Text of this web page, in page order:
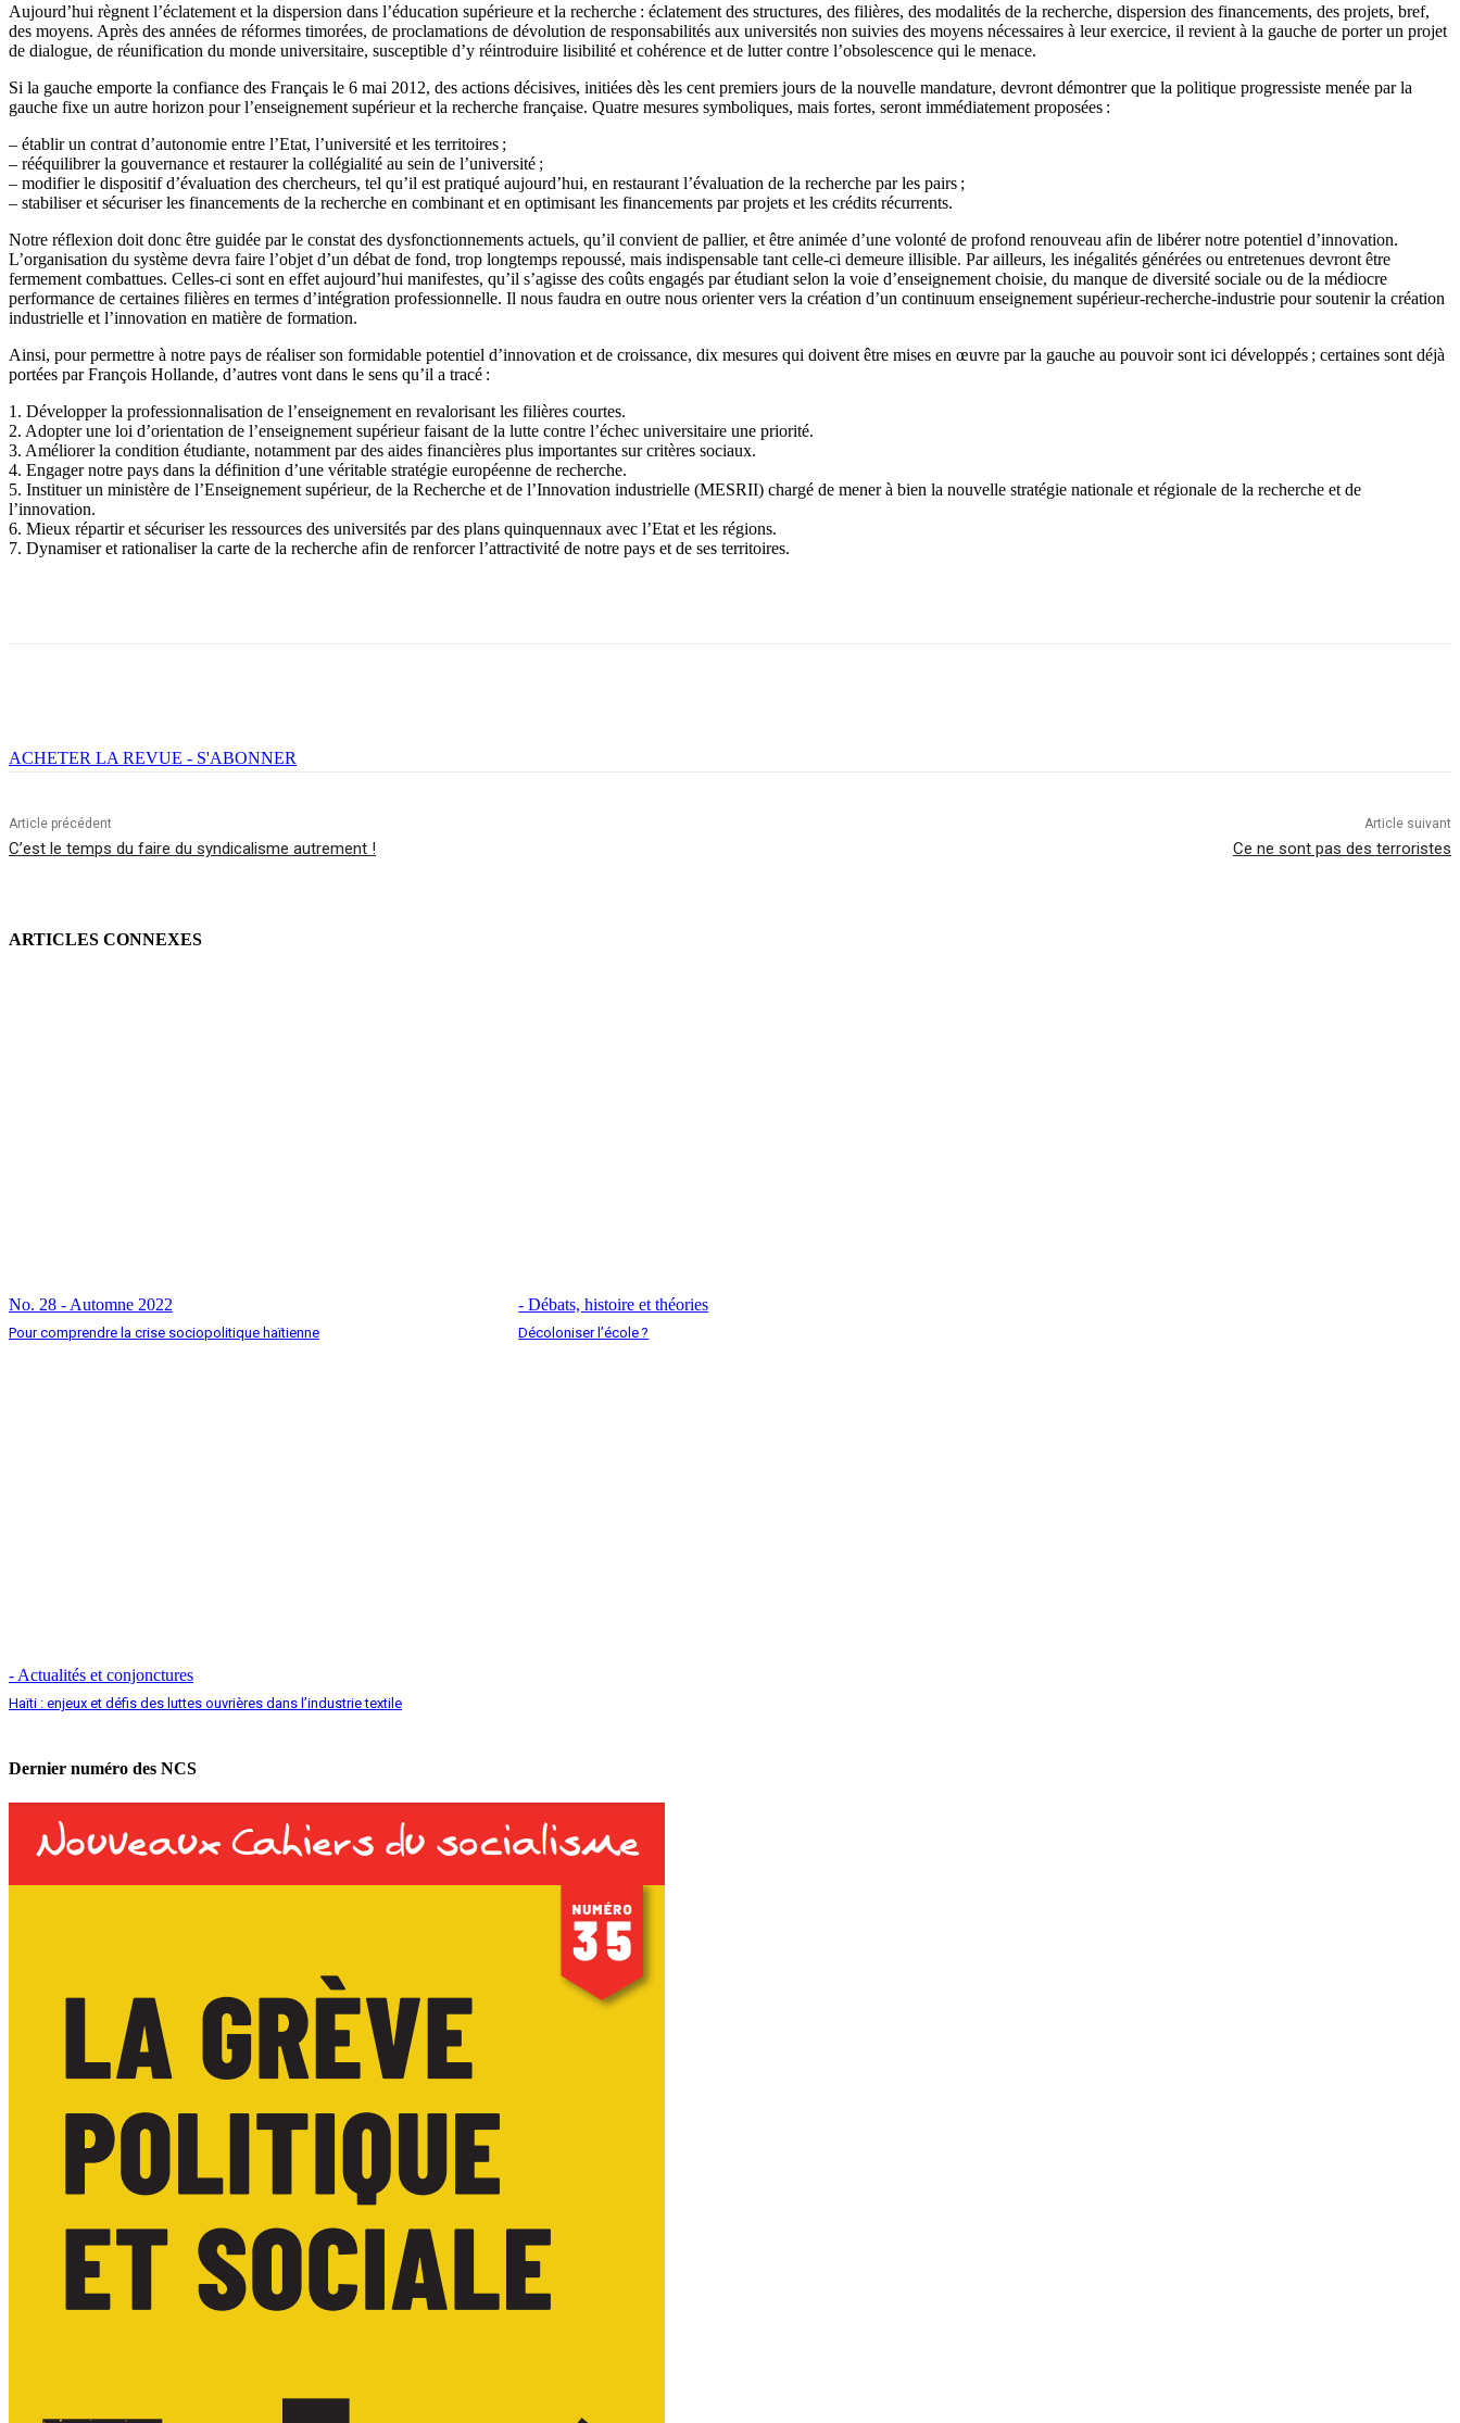
Aujourd’hui règnent l’éclatement et la dispersion dans l’éducation supérieure et la recherche : éclatement des structures, des filières, des modalités de la recherche, dispersion des financements, des projets, bref,
des moyens. Après des années de réformes timorées, de proclamations de dévolution de responsabilités aux universités non suivies des moyens nécessaires à leur exercice, il revient à la gauche de porter un projet
de dialogue, de réunification du monde universitaire, susceptible d’y réintroduire lisibilité et cohérence et de lutter contre l’obsolescence qui le menace.
Si la gauche emporte la confiance des Français le 6 mai 2012, des actions décisives, initiées dès les cent premiers jours de la nouvelle mandature, devront démontrer que la politique progressiste menée par la
gauche fixe un autre horizon pour l’enseignement supérieur et la recherche française. Quatre mesures symboliques, mais fortes, seront immédiatement proposées :
– établir un contrat d’autonomie entre l’Etat, l’université et les territoires ;
– rééquilibrer la gouvernance et restaurer la collégialité au sein de l’université ;
– modifier le dispositif d’évaluation des chercheurs, tel qu’il est pratiqué aujourd’hui, en restaurant l’évaluation de la recherche par les pairs ;
– stabiliser et sécuriser les financements de la recherche en combinant et en optimisant les financements par projets et les crédits récurrents.
Notre réflexion doit donc être guidée par le constat des dysfonctionnements actuels, qu’il convient de pallier, et être animée d’une volonté de profond renouveau afin de libérer notre potentiel d’innovation.
L’organisation du système devra faire l’objet d’un débat de fond, trop longtemps repoussé, mais indispensable tant celle-ci demeure illisible. Par ailleurs, les inégalités générées ou entretenues devront être
fermement combattues. Celles-ci sont en effet aujourd’hui manifestes, qu’il s’agisse des coûts engagés par étudiant selon la voie d’enseignement choisie, du manque de diversité sociale ou de la médiocre
performance de certaines filières en termes d’intégration professionnelle. Il nous faudra en outre nous orienter vers la création d’un continuum enseignement supérieur-recherche-industrie pour soutenir la création
industrielle et l’innovation en matière de formation.
Ainsi, pour permettre à notre pays de réaliser son formidable potentiel d’innovation et de croissance, dix mesures qui doivent être mises en œuvre par la gauche au pouvoir sont ici développés ; certaines sont déjà
portées par François Hollande, d’autres vont dans le sens qu’il a tracé :
1. Développer la professionnalisation de l’enseignement en revalorisant les filières courtes.
2. Adopter une loi d’orientation de l’enseignement supérieur faisant de la lutte contre l’échec universitaire une priorité.
3. Améliorer la condition étudiante, notamment par des aides financières plus importantes sur critères sociaux.
4. Engager notre pays dans la définition d’une véritable stratégie européenne de recherche.
5. Instituer un ministère de l’Enseignement supérieur, de la Recherche et de l’Innovation industrielle (MESRII) chargé de mener à bien la nouvelle stratégie nationale et régionale de la recherche et de
l’innovation.
6. Mieux répartir et sécuriser les ressources des universités par des plans quinquennaux avec l’Etat et les régions.
7. Dynamiser et rationaliser la carte de la recherche afin de renforcer l’attractivité de notre pays et de ses territoires.
ACHETER LA REVUE - S'ABONNER
Article précédent
C’est le temps du faire du syndicalisme autrement !
Article suivant
Ce ne sont pas des terroristes
ARTICLES CONNEXES
No. 28 - Automne 2022
Pour comprendre la crise sociopolitique haïtienne
- Débats, histoire et théories
Décoloniser l’école ?
- Actualités et conjonctures
Haïti : enjeux et défis des luttes ouvrières dans l’industrie textile
Dernier numéro des NCS